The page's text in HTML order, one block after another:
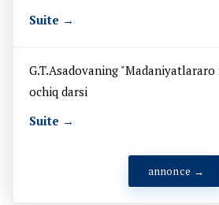
Suite →
G.T.Asadovaning
ochiq darsi
Suite →
annonce →